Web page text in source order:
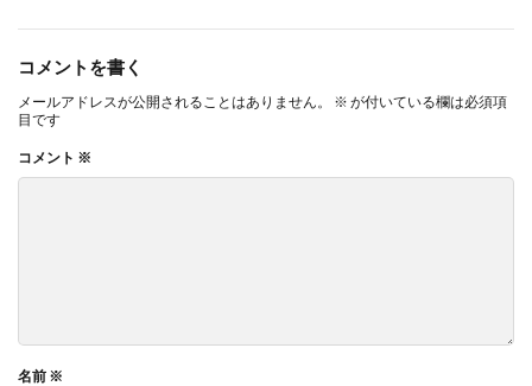
コメントを書く
メールアドレスが公開されることはありません。 ※ が付いている欄は必須項
目です
コメント ※
名前 ※